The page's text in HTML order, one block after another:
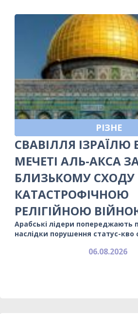
РІЗНЕ
СВАВІЛЛЯ ІЗРАЇЛЮ
МЕЧЕТІ АЛЬ-АКСА
БЛИЗЬКОМУ СХОДУ
КАТАСТРОФІЧНОЮ
РЕЛІГІЙНОЮ
Арабські лідери попереджають
наслідки порушення статус-кво
06.08.2026